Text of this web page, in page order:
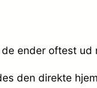
ender oftest ud
den direkte